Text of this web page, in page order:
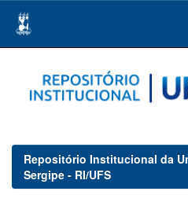
navigation
Repositório Institucional da
Sergipe - RI/UFS